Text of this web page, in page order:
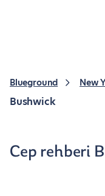
Blueground New
Bushwick
Cep rehberi